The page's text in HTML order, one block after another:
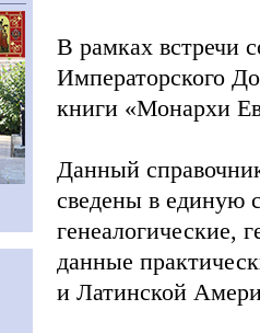
В рамках встречи
Императорского
книги «Монархи
Данный
сведены в единую
генеалогические,
данные
и Латинской